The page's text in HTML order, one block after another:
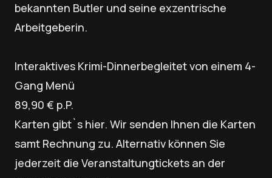
bekannten Butler und seine exzentrische
Arbeitgeberin.
Interaktives Krimi-Dinnerbegleitet von einem 4-
Gang Menü
89,90 € p.P.
Karten gibt`s hier. Wir senden Ihnen die Karten
samt Rechnung zu. Alternativ können Sie
jederzeit die Veranstaltungtickets an der